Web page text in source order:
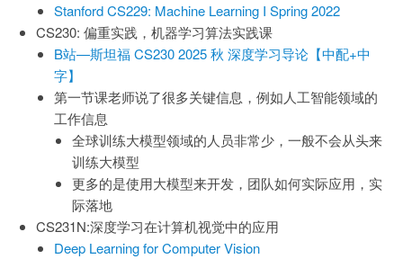
Stanford CS229: Machine Learning I Spring 2022
CS230: 偏重实践，机器学习算法实践课
B站—斯坦福 CS230 2025 秋 深度学习导论【中配+中
字】
第一节课老师说了很多关键信息，例如人工智能领域的
工作信息
全球训练大模型领域的人员非常少，一般不会从头来
训练大模型
更多的是使用大模型来开发，团队如何实际应用，实
际落地
CS231N:深度学习在计算机视觉中的应用
Deep Learning for Computer Vision